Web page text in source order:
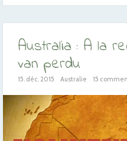
Australia : A la
van perdu
15. déc. 2015 Australie 15